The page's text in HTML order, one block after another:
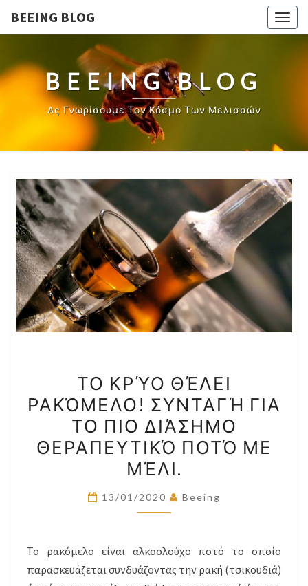
BEEING BLOG
BEEING BLOG
Ας Γνωρίσουμε Τον Κόσμο Των Μελισσών
ΚΡΎΟ
ΘΈΛΕΙ
ΡΑΚΌΜΕΛΟ!
ΣΥΝΤΑΓΉ
ΓΙΑ
ΤΟ
ΠΙΟ
ΔΙΆΣΗΜΟ
ΠΟΤΌ
ΜΕ
ΤΟ ΚΡΎΟ ΘΈΛΕΙ
ΡΑΚΌΜΕΛΟ! ΣΥΝΤΑΓΉ ΓΙΑ
ΤΟ ΠΙΟ ΔΙΆΣΗΜΟ
ΘΕΡΑΠΕΥΤΙΚΌ ΠΟΤΌ ΜΕ
ΜΈΛΙ.
13/01/2020 Beeing
Το ρακόμελο είναι αλκοολούχο ποτό το οποίο
παρασκευάζεται συνδυάζοντας την ρακή (τσικουδιά)